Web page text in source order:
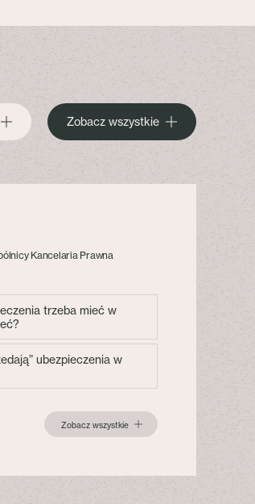
Zobacz wszystkie
Kancelaria Prawna
trzeba mieć w
ubezpieczenia w
Zobacz wszystkie